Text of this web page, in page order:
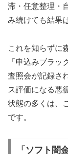
滞・任意整理・
み続けても結果
これを知らずに
「申込みブラ
査照会が記録さ
ス評価になる悪
状態の多くは、
です。
「ソフト闇